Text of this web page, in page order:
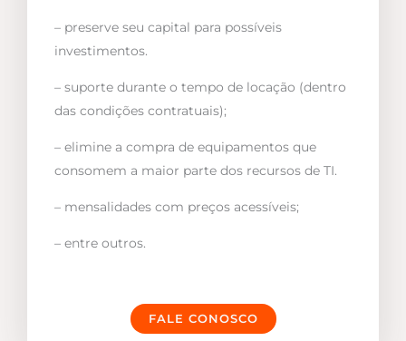
– preserve seu capital para possíveis
investimentos.
– suporte durante o tempo de locação (dentro
das condições contratuais);
– elimine a compra de equipamentos que
consomem a maior parte dos recursos de TI.
– mensalidades com preços acessíveis;
– entre outros.
FALE CONOSCO